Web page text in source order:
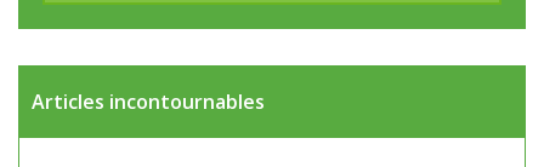
Articles incontournables